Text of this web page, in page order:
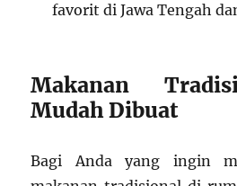
favorit di Jawa Tengah
Makanan
Mudah Dibuat
Bagi Anda yang ingin